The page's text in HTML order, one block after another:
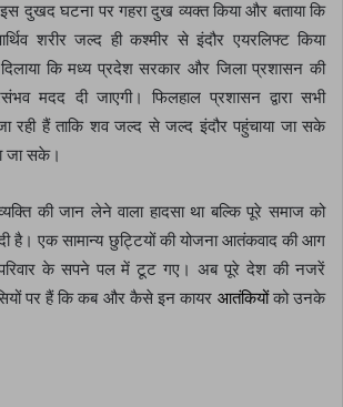
दुखद घटना पर गहरा दुख व्यक्त किया और बताया कि
शरीर जल्द ही कश्मीर से इंदौर एयरलिफ्ट किया
दिलाया कि मध्य प्रदेश सरकार और जिला प्रशासन की
मदद दी जाएगी। फिलहाल प्रशासन द्वारा सभी
रही हैं ताकि शव जल्द से जल्द इंदौर पहुंचाया जा सके
जा सके।
की जान लेने वाला हादसा था बल्कि पूरे समाज को
है। एक सामान्य छुट्टियों की योजना आतंकवाद की आग
के सपने पल में टूट गए। अब पूरे देश की नजरें
पर हैं कि कब और कैसे इन कायर आतंकियोंको उनके